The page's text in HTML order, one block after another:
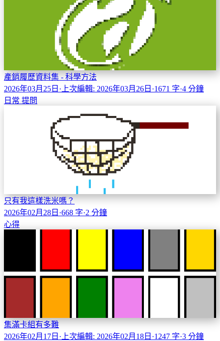
產銷履歷資料集 - 科學方法
2026年03月25日 ·上次編輯: 2026年03月26日 ·1671 字·4 分鐘
日常 提問
只有我這樣洗米嗎？
2026年02月28日 ·668 字·2 分鐘
心得
集滿卡組有多難
2026年02月17日 ·上次編輯: 2026年02月18日 ·1247 字·3 分鐘